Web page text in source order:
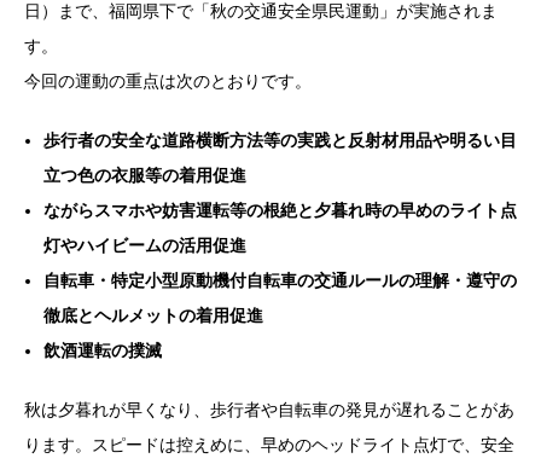
教習生ページ
日）まで、福岡県下で「秋の交通安全県民運動」が実施されま
す。
今回の運動の重点は次のとおりです。
歩行者の安全な道路横断方法等の実践と反射材用品や明るい目
立つ色の衣服等の着用促進
ながらスマホや妨害運転等の根絶と夕暮れ時の早めのライト点
灯やハイビームの活用促進
自転車・特定小型原動機付自転車の交通ルールの理解・遵守の
徹底とヘルメットの着用促進
飲酒運転の撲滅
秋は夕暮れが早くなり、歩行者や自転車の発見が遅れることがあ
ります。スピードは控えめに、早めのヘッドライト点灯で、安全